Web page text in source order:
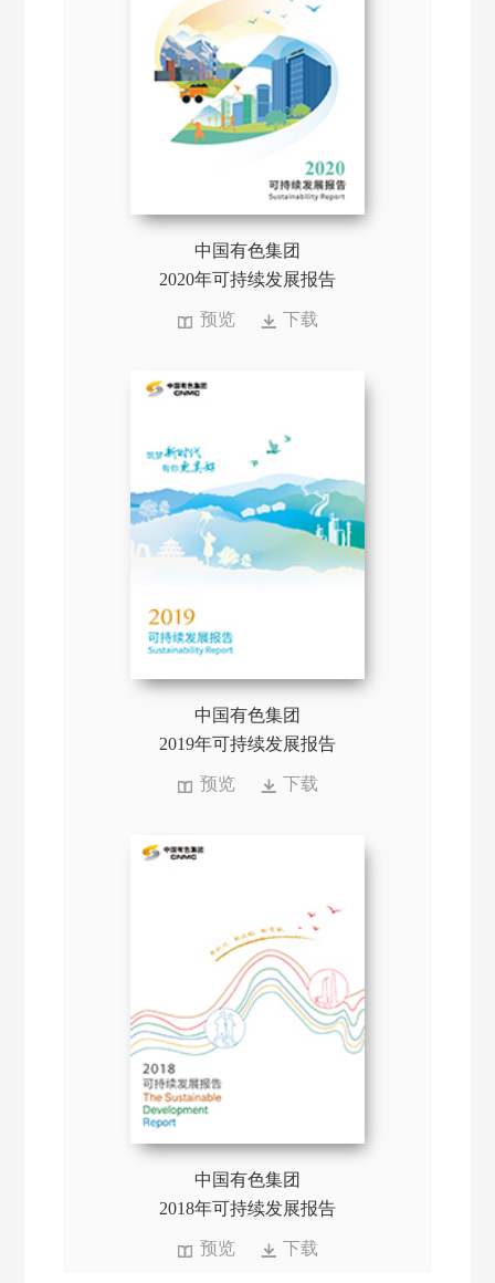
中国有色集团
2020年可持续发展报告
预览 下载
中国有色集团
2019年可持续发展报告
预览 下载
中国有色集团
2018年可持续发展报告
预览 下载